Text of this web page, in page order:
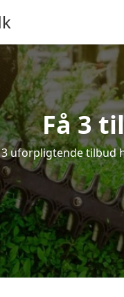
Få 3
uforpligtende tilbud